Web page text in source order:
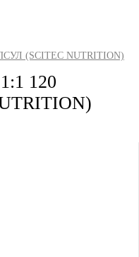
(SCITEC NUTRITION)
120